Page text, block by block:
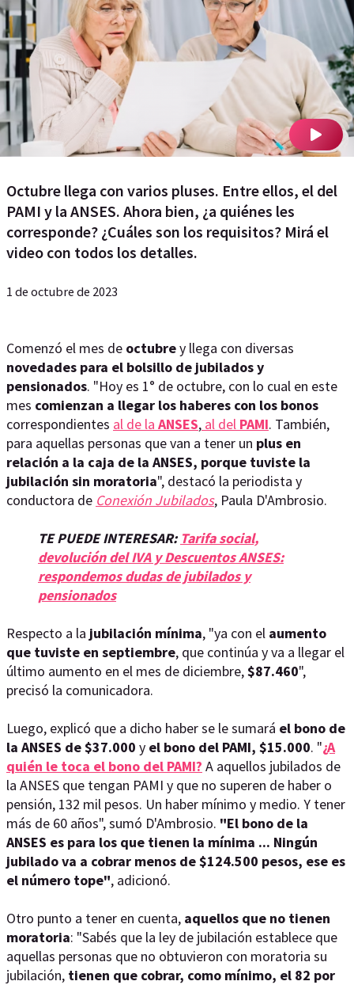
Octubre llega con varios pluses. Entre ellos, el del
PAMI y la ANSES. Ahora bien, ¿a quiénes les
corresponde? ¿Cuáles son los requisitos? Mirá el
video con todos los detalles.
1 de octubre de 2023
Comenzó el mes de octubrey llega con diversas
novedades para el bolsillo de jubilados y
pensionados. "Hoy es 1° de octubre, con lo cual en este
mes comienzan a llegar los haberes con los bonos
correspondientes al de la ANSES, al del PAMI. También,
para aquellas personas que van a tener un plus en
relación a la caja de la ANSES, porque tuviste la
jubilación sin moratoria", destacó la periodista y
conductora de Conexión Jubilados, Paula D'Ambrosio.
TE PUEDE INTERESAR: Tarifa social,
devolución del IVA y Descuentos ANSES:
respondemos dudas de jubilados y
pensionados
Respecto a la jubilación mínima, "ya con el aumento
que tuviste en septiembre, que continúa y va a llegar el
último aumento en el mes de diciembre,$87.460",
precisó la comunicadora.
Luego, explicó que a dicho haber se le sumará el bono de
la ANSES de $37.000 y el bono del PAMI, $15.000. "¿A
quién le toca el bono del PAMI? A aquellos jubilados de
la ANSES que tengan PAMI y que no superen de haber o
pensión, 132 mil pesos. Un haber mínimo y medio. Y tener
más de 60 años", sumó D'Ambrosio. "El bono de la
ANSES es para los que tienen la mínima ... Ningún
jubilado va a cobrar menos de $124.500 pesos, ese es
el número tope", adicionó.
Otro punto a tener en cuenta, aquellos que no tienen
moratoria: "Sabés que la ley de jubilación establece que
aquellas personas que no obtuvieron con moratoria su
jubilación, tienen que cobrar, como mínimo, el 82 por